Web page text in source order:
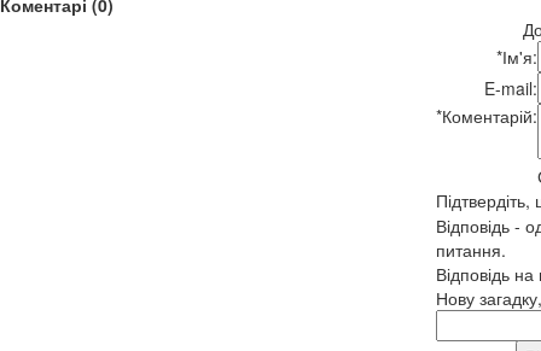
Коментарі (0)
*Ім'я:
E-mail:
*Коментарій:
Відповідь -
питання.
Відповідь
Нову